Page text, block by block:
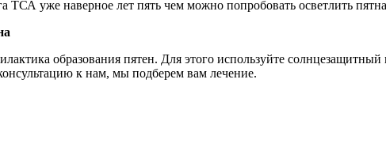
ТСА уже наверное лет пять чем можно попробовать осветлить
образования пятен. Для этого используйте солнцезащитный
к нам, мы подберем вам лечение.